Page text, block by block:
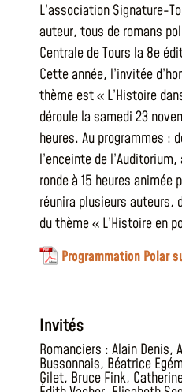
L’association Signature-
auteur, tous de romans
Centrale de Tours la 8e
Cette année, l’invitée
thème est « L’Histoire
déroule la samedi 23
heures. Au programmes :
l’enceinte de
ronde à 15 heures
réunira plusieurs auteurs,
du thème « L’Histoire en
Programmation Polar
Invités
Romanciers : Alain Denis,
Bussonnais, Béatrice
Gilet, Bruce Fink,